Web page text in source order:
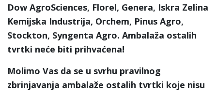
Dow AgroSciences, Florel, Genera, Iskra Zelina
Kemijska Industrija, Orchem, Pinus Agro,
Stockton, Syngenta Agro. Ambalaža ostalih
tvrtki neće biti prihvaćena!
Molimo Vas da se u svrhu pravilnog
zbrinjavanja ambalaže ostalih tvrtki koje nisu